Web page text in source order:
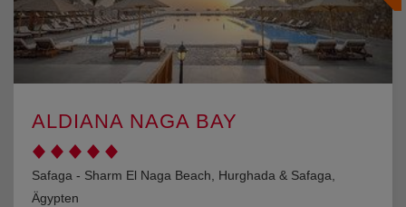
ALDIANA NAGA BAY
Safaga - Sharm El Naga Beach, Hurghada & Safaga,
Ägypten